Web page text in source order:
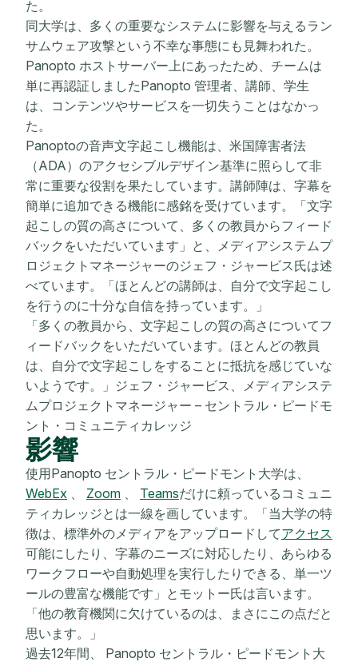
た。
同大学は、多くの重要なシステムに影響を与えるラン
サムウェア攻撃という不幸な事態にも見舞われた。
Panopto ホストサーバー上にあったため、チームは
単に再認証しましたPanopto 管理者、講師、学生
は、コンテンツやサービスを一切失うことはなかっ
た。
Panoptoの音声文字起こし機能は、米国障害者法
（ADA）のアクセシブルデザイン基準に照らして非
常に重要な役割を果たしています。講師陣は、字幕を
簡単に追加できる機能に感銘を受けています。「文字
起こしの質の高さについて、多くの教員からフィード
バックをいただいています」と、メディアシステムプ
ロジェクトマネージャーのジェフ・ジャービス氏は述
べています。「ほとんどの講師は、自分で文字起こし
を行うのに十分な自信を持っています。」
「多くの教員から、文字起こしの質の高さについてフ
ィードバックをいただいています。ほとんどの教員
は、自分で文字起こしをすることに抵抗を感じていな
いようです。」ジェフ・ジャービス、メディアシステ
ムプロジェクトマネージャー – セントラル・ピードモ
ント・コミュニティカレッジ
影響
使用Panopto セントラル・ピードモント大学は、
WebEx 、 Zoom 、 Teamsだけに頼っているコミュニ
ティカレッジとは一線を画しています。「当大学の特
徴は、標準外のメディアをアップロードしてアクセス
可能にしたり、字幕のニーズに対応したり、あらゆる
ワークフローや自動処理を実行したりできる、単一ツ
ールの豊富な機能です」とモットー氏は言います。
「他の教育機関に欠けているのは、まさにこの点だと
思います。」
過去12年間、 Panopto セントラル・ピードモント大